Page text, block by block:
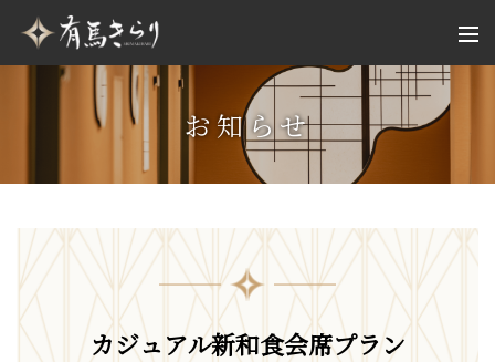
お知らせ
カジュアル新和食会席プラン